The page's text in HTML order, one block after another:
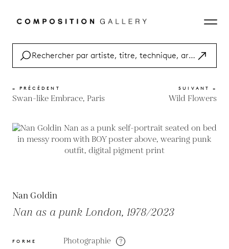
« PRÉCÉDENT
Swan-like Embrace, Paris
SUIVANT »
Wild Flowers
Nan Goldin
Nan as a punk London, 1978/2023
FORME Photographie ?